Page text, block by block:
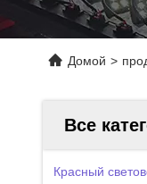
Домой >
Все
Красный